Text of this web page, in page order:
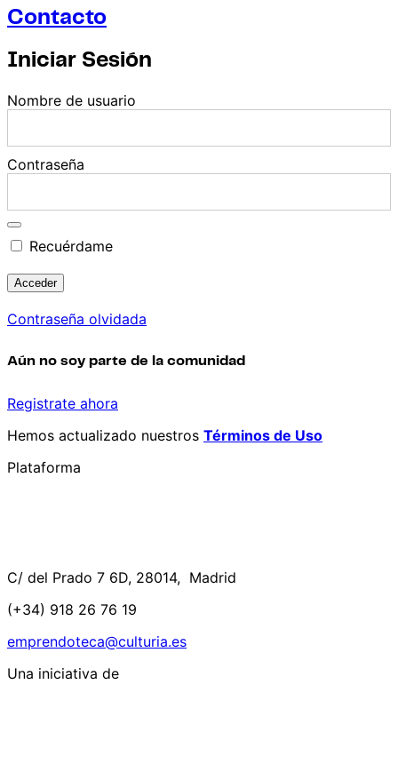
Contacto
Iniciar Sesión
Nombre de usuario
Contraseña
Recuérdame
Contraseña olvidada
Aún no soy parte de la comunidad
Registrate ahora
Hemos actualizado nuestros Términos de Uso
Plataforma
C/ del Prado 7 6D, 28014, Madrid
(+34) 918 26 76 19
emprendoteca@culturia.es
Una iniciativa de